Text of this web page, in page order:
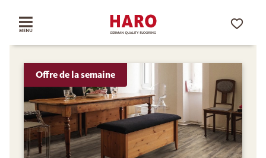
Offre de la semaine